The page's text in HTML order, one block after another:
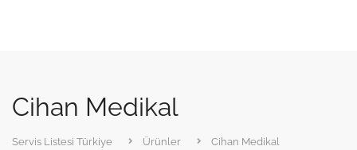
Cihan Medikal
Servis Listesi Türkiye Ürünler Cihan Medikal